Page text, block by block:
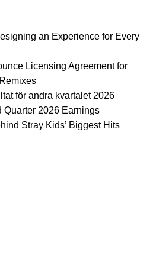
an Experience for Every
Licensing Agreement for
för andra kvartalet 2026
Quarter 2026 Earnings
Stray Kids’ Biggest Hits